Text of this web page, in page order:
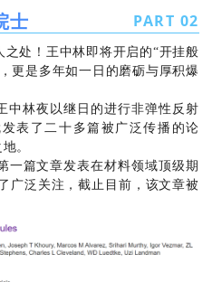
士 PART 02
处！王中林即将开启的“开挂般
更是多年如一日的磨砺与厚积爆
中林夜以继日的进行非弹性反射
表了二十多篇被广泛传播的论
。
一篇文章发表在材料领域顶级期
广泛关注，截止目前，该文章被